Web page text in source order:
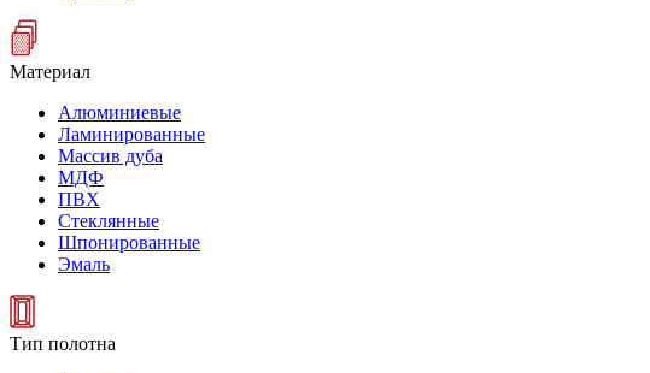
Материал
Алюминиевые
Ламинированные
Массив дуба
МДФ
ПВХ
Стеклянные
Шпонированные
Эмаль
Тип полотна